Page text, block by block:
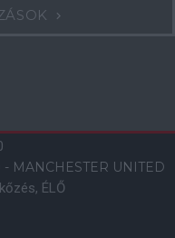
MANCHESTER UNITED
ÉLŐ